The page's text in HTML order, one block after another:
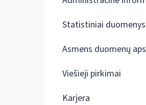
Statistiniai duomenys
Asmens duomenų
Viešieji pirkimai
Karjera